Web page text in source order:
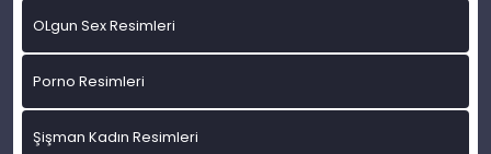
OLgun Sex Resimleri
Porno Resimleri
Şişman Kadın Resimleri